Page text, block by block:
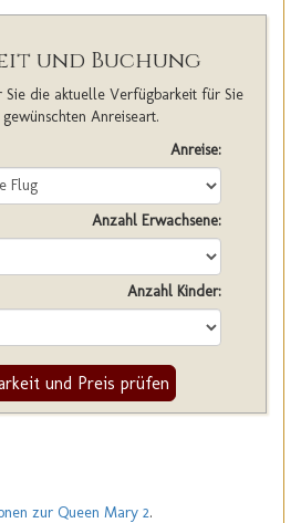
und Buchung
die aktuelle Verfügbarkeit für Sie
Anreiseart.
Anreise:
Anzahl Erwachsene:
Anzahl Kinder:
und Preis prüfen
zur Queen Mary 2.